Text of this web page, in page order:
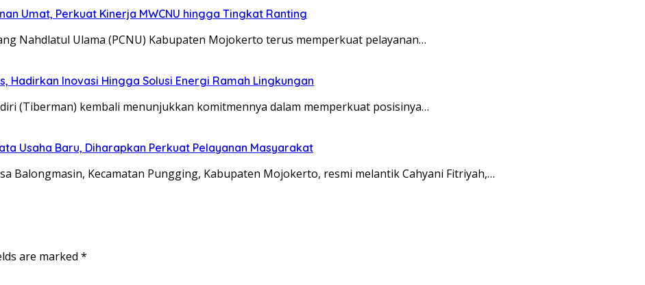
Umat, Perkuat Kinerja MWCNU hingga Tingkat Ranting
Nahdlatul Ulama (PCNU) Kabupaten Mojokerto terus memperkuat pelayanan…
Hadirkan Inovasi Hingga Solusi Energi Ramah Lingkungan
(Tiberman) kembali menunjukkan komitmennya dalam memperkuat posisinya…
Usaha Baru, Diharapkan Perkuat Pelayanan Masyarakat
Balongmasin, Kecamatan Pungging, Kabupaten Mojokerto, resmi melantik Cahyani Fitriyah,…
are marked *